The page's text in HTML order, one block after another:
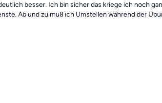
besser. Ich bin sicher das kriege ich noch
Ab und zu muß ich Umstellen während der